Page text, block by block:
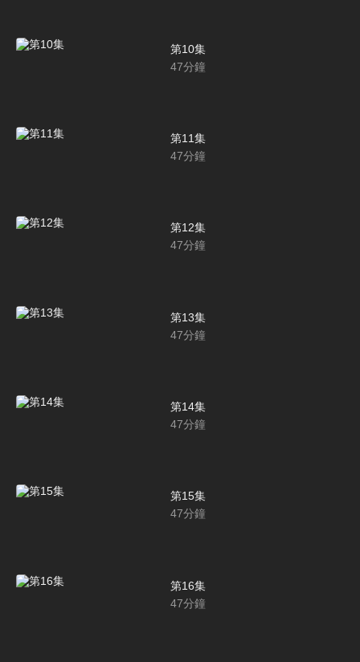
第10集
47分鐘
第11集
47分鐘
第12集
47分鐘
第13集
47分鐘
第14集
47分鐘
第15集
47分鐘
第16集
47分鐘